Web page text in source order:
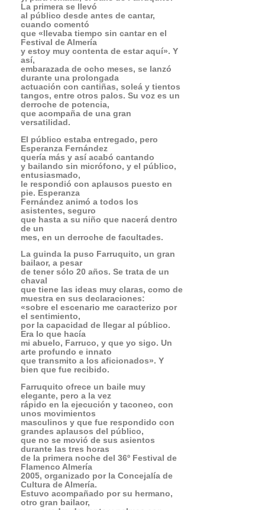
La guinda la puso Farruquito, un gran
bailaor, a pesar
de tener sólo 20 años. Se trata de un
chaval
que tiene las ideas muy claras, como de
muestra en sus declaraciones:
«sobre el escenario me caracterizo por
el sentimiento,
por la capacidad de llegar al público.
Era lo que hacía
mi abuelo, Farruco, y que yo sigo. Un
arte profundo e innato
que transmito a los aficionados». Y
bien que fue recibido.
Farruquito ofrece un baile muy
elegante, pero a la vez
rápido en la ejecución y taconeo, con
unos movimientos
masculinos y que fue respondido con
grandes aplausos del público,
que no se movió de sus asientos
durante las tres horas
de la primera noche del 36º Festival de
Flamenco Almería
2005, organizado por la Concejalía de
Cultura de Almería.
otro gran bailaor,
y un cuadro de cante y palmas con
mucho arte.
35
Festival de Almería
Descubre más desde Revista
DeFlamenco.com
Suscríbete y recibe las últimas entradas en tu correo